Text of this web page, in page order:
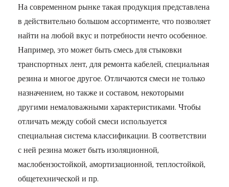
На современном рынке такая продукция представлена
в действительно большом ассортименте, что позволяет
найти на любой вкус и потребности нечто особенное.
Например, это может быть смесь для стыковки
транспортных лент, для ремонта кабелей, специальная
резина и многое другое. Отличаются смеси не только
назначением, но также и составом, некоторыми
другими немаловажными характеристиками. Чтобы
отличать между собой смеси используется
специальная система классификации. В соответствии
с ней резина может быть изоляционной,
маслобензостойкой, амортизационной, теплостойкой,
общетехнической и пр.